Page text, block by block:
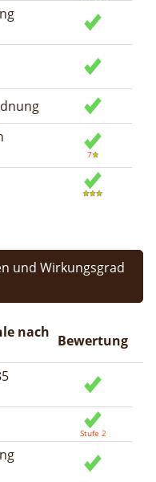
und Wirkungsgrad
nach Bewertung